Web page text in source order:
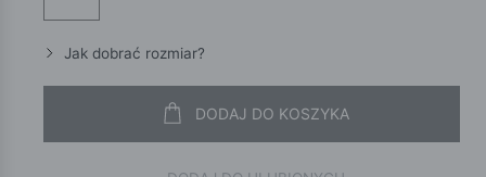
Jak dobrać rozmiar?
DODAJ DO KOSZYKA